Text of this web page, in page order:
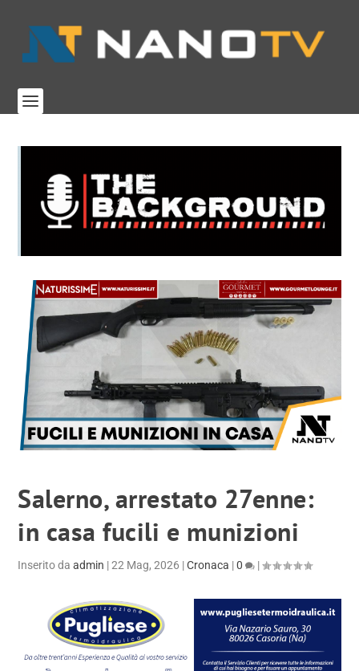
Salerno, arrestato 27enne:
in casa fucili e munizioni
Inserito daadmin |22 Mag, 2026 |Cronaca |0 |